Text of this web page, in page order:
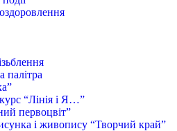
“Лінія і Я…”
первоцвіт”
і живопису “Творчий край”